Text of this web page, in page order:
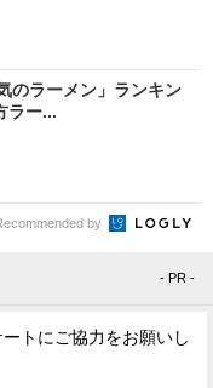
のラーメン」ランキン
ラー...
by
- PR -
トにご協力をお願いし